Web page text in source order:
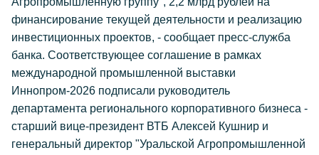
финансирование текущей деятельности и реализацию
инвестиционных проектов, - сообщает пресс-служба
банка. Соответствующее соглашение в рамках
международной промышленной выставки
Иннопром-2026 подписали руководитель
департамента регионального корпоративного бизнеса -
старший вице-президент ВТБ Алексей Кушнир и
генеральный директор "Уральской Агропромышленной